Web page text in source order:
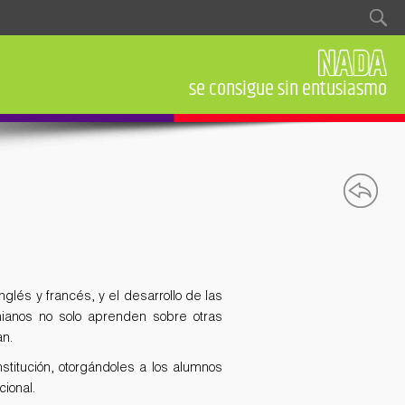
a pensar, enseñar a vivir
proyectos de vida
se consigue sin entusiasmo
es un hábito
de la exigencia y la obra bien hecha
voluntad
y francés, y el desarrollo de las
no solo aprenden sobre otras
otorgándoles a los alumnos